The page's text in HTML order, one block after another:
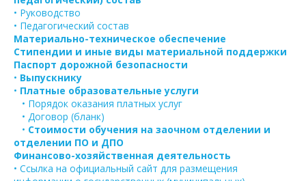
• Руководство
• Педагогический состав
Материально-техническое обеспечение
Стипендии и иные виды материальной поддержки
Паспорт дорожной безопасности
• Выпускнику
• Платные образовательные услуги
• Порядок оказания платных услуг
• Договор (бланк)
• Стоимости обучения на заочном отделении и
отделении ПО и ДПО
Финансово-хозяйственная деятельность
• Ссылка на официальный сайт для размещения